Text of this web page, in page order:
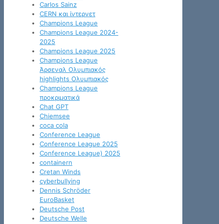
Carlos Sainz
CERN και ίντερνετ
Champions League
Champions League 2024-
2025
Champions League 2025
Champions League
Άρσεναλ Ολυμπιακός
highlights Ολυμπιακός
Champions League
προκριματικά
Chat GPT
Chiemsee
coca cola
Conference League
Conference League 2025
Conference League) 2025
containern
Cretan Winds
cyberbullying
Dennis Schröder
EuroBasket
Deutsche Post
Deutsche Welle